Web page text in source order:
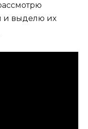
и выделю их